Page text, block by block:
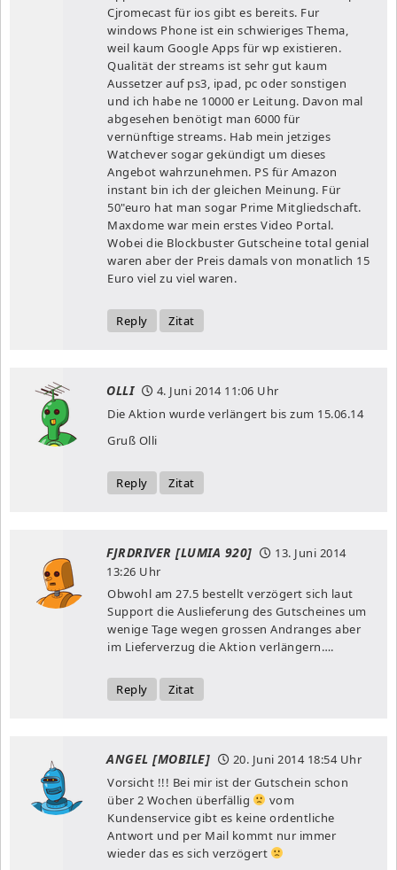
Cjromecast für ios gibt es bereits. Fur
windows Phone ist ein schwieriges Thema,
weil kaum Google Apps für wp existieren.
Qualität der streams ist sehr gut kaum
Aussetzer auf ps3, ipad, pc oder sonstigen
und ich habe ne 10000 er Leitung. Davon mal
abgesehen benötigt man 6000 für
vernünftige streams. Hab mein jetziges
Watchever sogar gekündigt um dieses
Angebot wahrzunehmen. PS für Amazon
instant bin ich der gleichen Meinung. Für
50"euro hat man sogar Prime Mitgliedschaft.
Maxdome war mein erstes Video Portal.
Wobei die Blockbuster Gutscheine total genial
waren aber der Preis damals von monatlich 15
Euro viel zu viel waren.
Reply Zitat
OLLI 4. Juni 201411:06 Uhr
Die Aktion wurde verlängert bis zum 15.06.14
Gruß Olli
Reply Zitat
FJRDRIVER [LUMIA 920]
13. Juni 2014
13:26 Uhr
Obwohl am 27.5 bestellt verzögert sich laut
Support die Auslieferung des Gutscheines um
wenige Tage wegen grossen Andranges aber
im Lieferverzug die Aktion verlängern….
Reply Zitat
ANGEL [MOBILE] 20. Juni 201418:54 Uhr
Vorsicht !!! Bei mir ist der Gutschein schon
über 2 Wochen überfällig
vom
Kundenservice gibt es keine ordentliche
Antwort und per Mail kommt nur immer
wieder das es sich verzögert